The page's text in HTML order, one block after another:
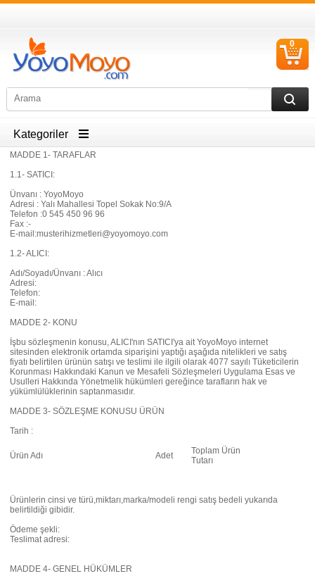
0
Kategoriler
MADDE 1- TARAFLAR
1.1- SATICI:
Ünvanı : YoyoMoyo
Adresi : Yalı Mahallesi Topel Sokak No:9/A
Telefon :0 545 450 96 96
Fax :-
E-mail:musterihizmetleri@yoyomoyo.com
1.2- ALICI:
Adı/Soyadı/Ünvanı : Alıcı
Adresi:
Telefon:
E-mail:
MADDE 2- KONU
İşbu sözleşmenin konusu, ALICI'nın SATICI'ya ait YoyoMoyo internet
sitesinden elektronik ortamda siparişini yaptığı aşağıda nitelikleri ve satış
fiyatı belirtilen ürünün satışı ve teslimi ile ilgili olarak 4077 sayılı Tüketicilerin
Korunması Hakkındaki Kanun ve Mesafeli Sözleşmeleri Uygulama Esas ve
Usulleri Hakkında Yönetmelik hükümleri gereğince tarafların hak ve
yükümlülüklerinin saptanmasıdır.
MADDE 3- SÖZLEŞME KONUSU ÜRÜN
Tarih :
Ürün Adı Adet
Toplam Ürün
Tutarı
Ürünlerin cinsi ve türü,miktarı,marka/modeli rengi satış bedeli yukarıda
belirtildiği gibidir.
Ödeme şekli:
Teslimat adresi:
MADDE 4- GENEL HÜKÜMLER